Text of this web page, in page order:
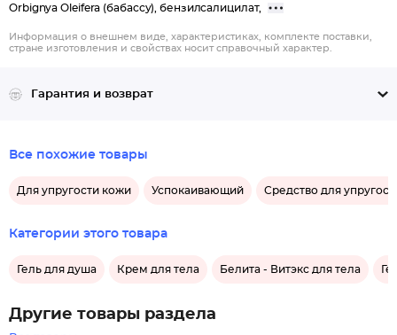
Orbignya Oleifera (бабассу), бензилсалицилат,
Информация о внешнем виде, характеристиках, комплекте поставки,
стране изготовления и свойствах носит справочный характер.
Гарантия и возврат
Все похожие товары
Для упругости кожи Успокаивающий Средство для
Категории этого товара
Гель для душа Крем для тела Белита - Витэкс для тела
Другие товары раздела